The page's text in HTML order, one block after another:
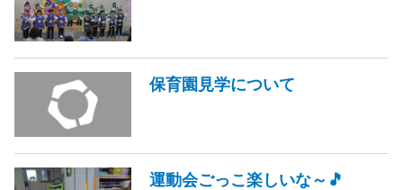
保育園見学について
運動会ごっこ楽しいな～🎵